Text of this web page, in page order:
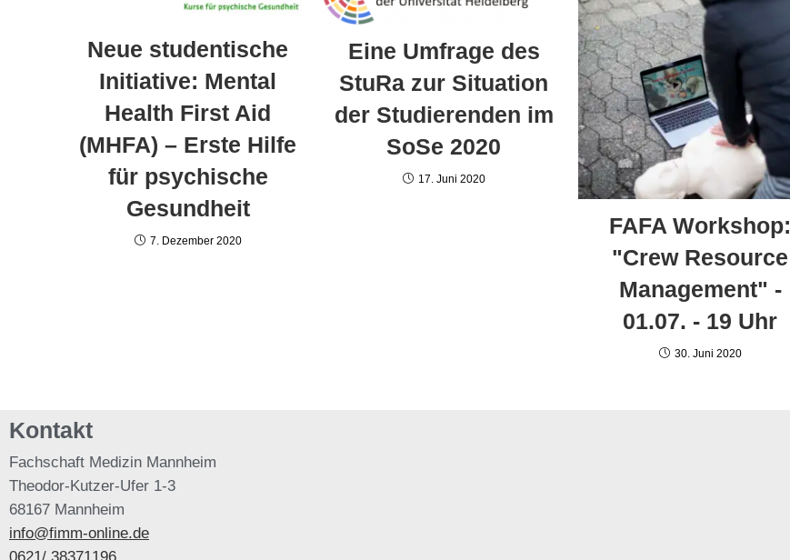
Neue studentische
Initiative: Mental
Health First Aid
(MHFA) – Erste Hilfe
für psychische
Gesundheit
7. Dezember 2020
Eine Umfrage des
StuRa zur Situation
der Studierenden im
SoSe 2020
17. Juni 2020
FAFA Workshop:
"Crew Resource
Management" -
01.07. - 19 Uhr
30. Juni 2020
Kontakt
Fachschaft Medizin Mannheim
Theodor-Kutzer-Ufer 1-3
68167 Mannheim
info@fimm-online.de